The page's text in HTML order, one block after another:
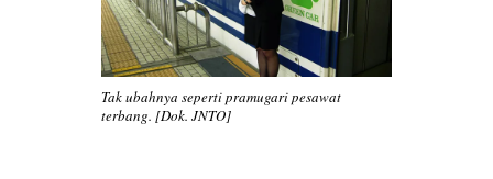
Tak ubahnya seperti pramugari pesawat
terbang. [Dok. JNTO]